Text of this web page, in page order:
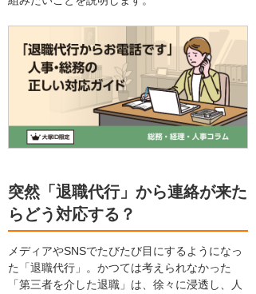
突然「退職代行」から連絡が来た
らどう対応する？
メディアやSNSでたびたび目にするようになっ
た「退職代行」。かつては考えられなかった
「第三者を介した退職」は、徐々に浸透し、人